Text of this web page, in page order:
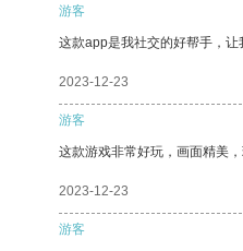
游客
这款app是我社交的好帮手，让
2023-12-23
游客
这款游戏非常好玩，画面精美
2023-12-23
游客